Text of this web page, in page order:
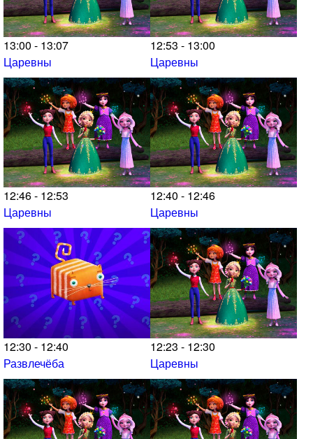
13:00 - 13:07
Царевны
12:53 - 13:00
Царевны
12:46 - 12:53
Царевны
12:40 - 12:46
Царевны
12:30 - 12:40
Развлечёба
12:23 - 12:30
Царевны